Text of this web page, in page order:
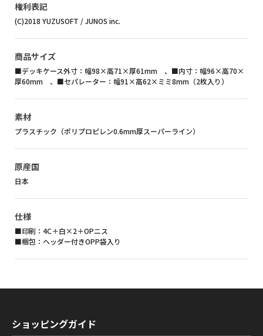
権利表記
(C)2018 YUZUSOFT / JUNOS inc.
商品サイズ
■デッキケース外寸：幅98×高71×厚61mm 、■内寸：幅96×高70×
厚60mm 、■セパレーター：幅91×高62×ミミ8mm（2枚入り）
素材
プラスチック（ポリプロピレン0.6mm厚スーパーライン）
原産国
日本
仕様
■印刷：4C＋白×2＋OPニス
■梱包：ヘッダー付きOPP袋入り
ショッピングガイド